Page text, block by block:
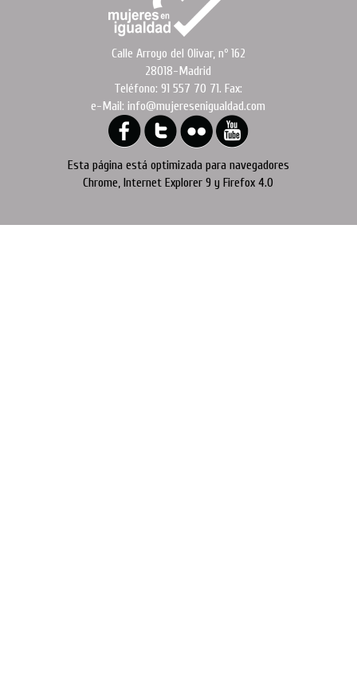
Calle Arroyo del Olivar, nº 162
28018-Madrid
Teléfono: 91 557 70 71. Fax:
e-Mail: info@mujeresenigualdad.com
Esta página está optimizada para navegadores
Chrome, Internet Explorer 9 y Firefox 4.0